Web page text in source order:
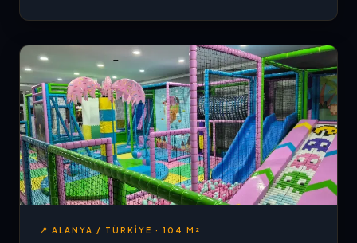
📍 ALANYA / TÜRKIYE · 104 M²